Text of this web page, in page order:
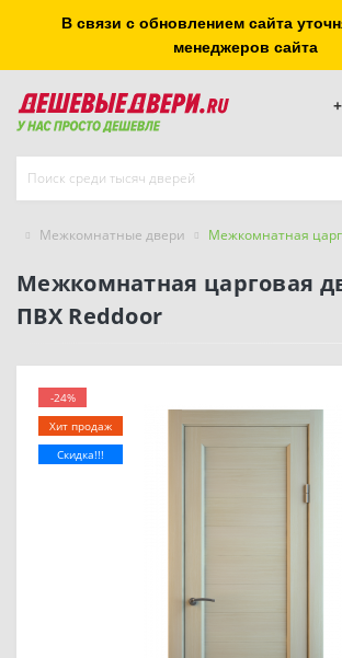
В связи с обновлением сайта
менеджеров сайта
Межкомнатные двери Межкомнатная
Межкомнатная царговая
ПВХ Reddoor
-24%
Хит продаж
Скидка!!!